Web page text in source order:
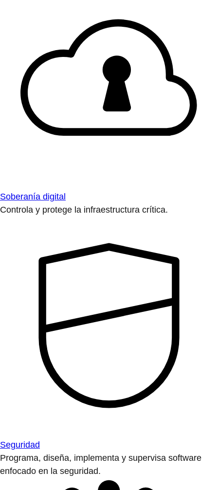
Soberanía digital
Controla y protege la infraestructura crítica.
Seguridad
Programa, diseña, implementa y supervisa software
enfocado en la seguridad.